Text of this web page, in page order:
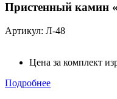
Пристенный камин
Артикул: Л-48
Цена за комплект
Подробнее